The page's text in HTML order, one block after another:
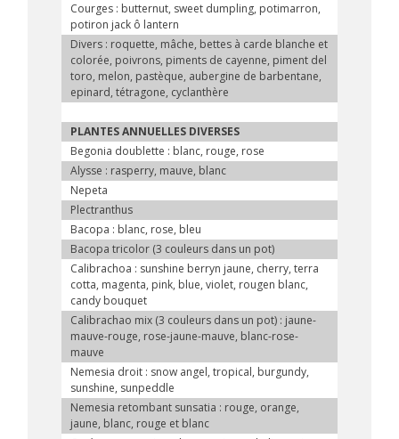
Courges : butternut, sweet dumpling, potimarron,
potiron jack ô lantern
Divers : roquette, mâche, bettes à carde blanche et
colorée, poivrons, piments de cayenne, piment del
toro, melon, pastèque, aubergine de barbentane,
epinard, tétragone, cyclanthère
PLANTES ANNUELLES DIVERSES
Begonia doublette : blanc, rouge, rose
Alysse : rasperry, mauve, blanc
Nepeta
Plectranthus
Bacopa : blanc, rose, bleu
Bacopa tricolor (3 couleurs dans un pot)
Calibrachoa : sunshine berryn jaune, cherry, terra
cotta, magenta, pink, blue, violet, rougen blanc,
candy bouquet
Calibrachao mix (3 couleurs dans un pot) : jaune-
mauve-rouge, rose-jaune-mauve, blanc-rose-
mauve
Nemesia droit : snow angel, tropical, burgundy,
sunshine, sunpeddle
Nemesia retombant sunsatia : rouge, orange,
jaune, blanc, rouge et blanc